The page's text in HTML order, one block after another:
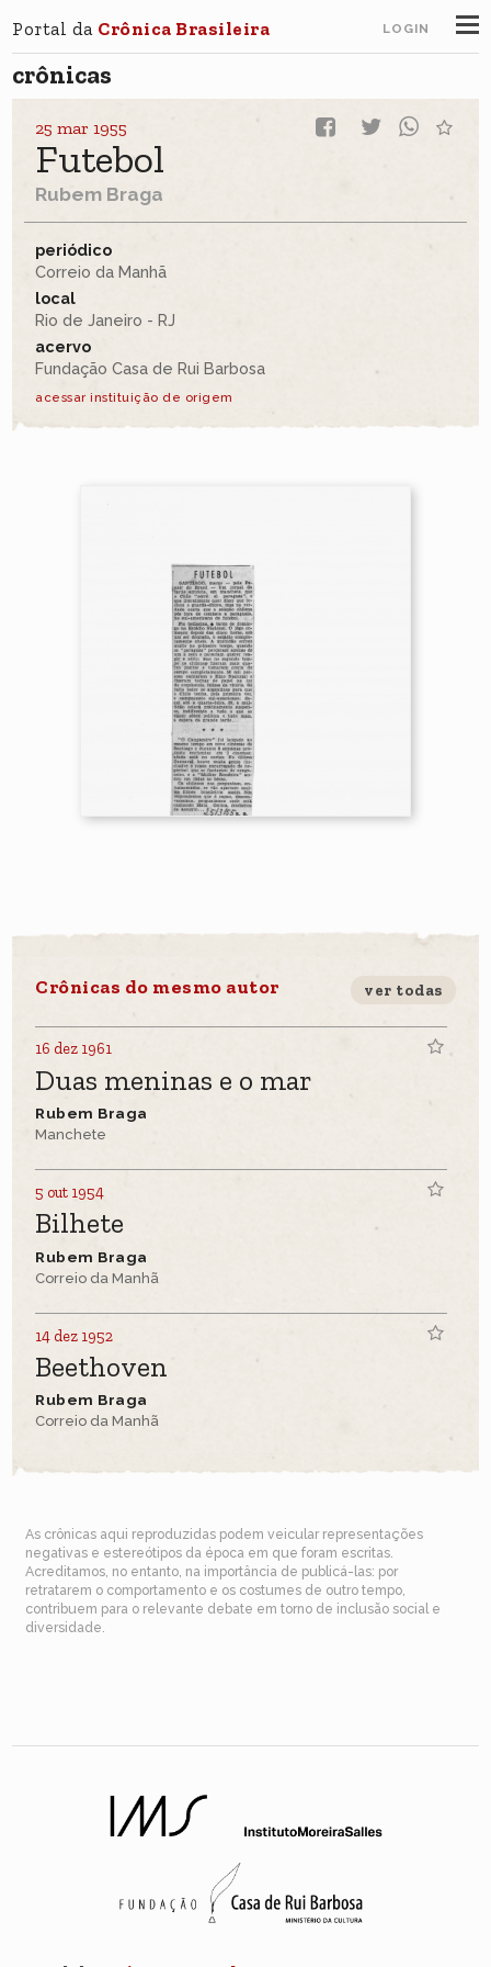
Portal da Crônica Brasileira LOGIN
crônicas
25 mar 1955
Futebol
Rubem Braga
periódico
Correio da Manhã
local
Rio de Janeiro - RJ
acervo
Fundação Casa de Rui Barbosa
acessar instituição de origem
Crônicas do mesmo autor ver todas
16 dez 1961
Duas meninas e o mar
Rubem Braga
Manchete
5 out 1954
Bilhete
Rubem Braga
Correio da Manhã
14 dez 1952
Beethoven
Rubem Braga
Correio da Manhã
As crônicas aqui reproduzidas podem veicular representações
negativas e estereótipos da época em que foram escritas.
Acreditamos, no entanto, na importância de publicá-las: por
retratarem o comportamento e os costumes de outro tempo,
contribuem para o relevante debate em torno de inclusão social e
diversidade.